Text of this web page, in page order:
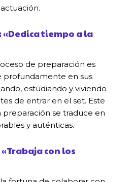
tiempo a la
de preparación es
profundamente en sus
estudiando y viviendo
de entrar en el set. Este
se traduce en
y auténticas.
con los